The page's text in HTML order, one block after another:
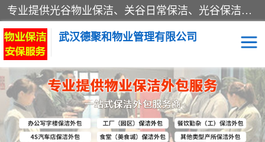
专业提供光谷物业保洁、关谷日常保洁、光谷保洁外包及武汉其他城区的单位日常保洁 武汉德聚和物业管理有限公司致力于打造中国专业物业保洁服务、日常保洁及其他保洁清洗外包服务。自公司成立以来提倡以先进的物业管理理念和模式经营，谋篇布局，以“至诚服务、精益求精、规范管理、锐意拓新”为质量方针，强化内部管理，为业主提供专业化、标准化和精细化的全方位物业服务，管理服务水平得到了广大业主和业内人士的一致好评。
武汉德聚和物业管理有限公司
保洁外包